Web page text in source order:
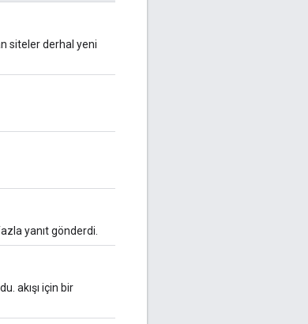
siteler derhal yeni
yanıt gönderdi.
akışı için bir